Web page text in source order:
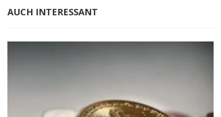
AUCH INTERESSANT